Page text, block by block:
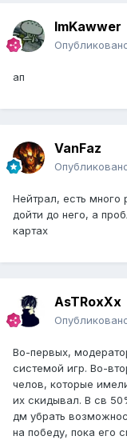
ImKawwer
ап
VanFaz
Нейтрал, есть много
дойти до него, а
картах
AsTRoxXx
Во-первых,
системой игр. Во-
челов, которые
их скидывал. В св
дм убрать
на победу, пока его